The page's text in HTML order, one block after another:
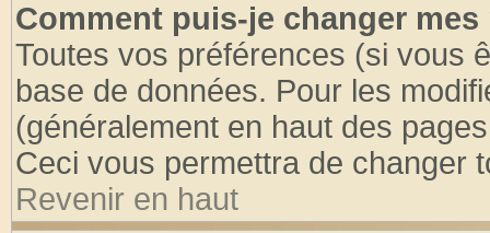
Comment puis-je changer mes
Toutes vos préférences (si vous
base de données. Pour les
(généralement en haut des
Ceci vous permettra de changer
Revenir en haut